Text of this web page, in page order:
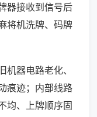
器接收到信号后
将机洗牌、码牌
器电路老化、
痕迹；内部线路
均、上牌顺序固